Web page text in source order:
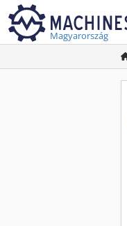
Magyarország